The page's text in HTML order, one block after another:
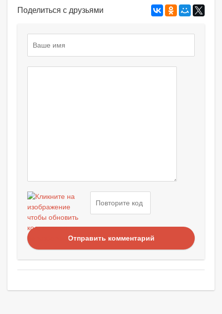
Поделиться с друзьями
Отправить комментарий